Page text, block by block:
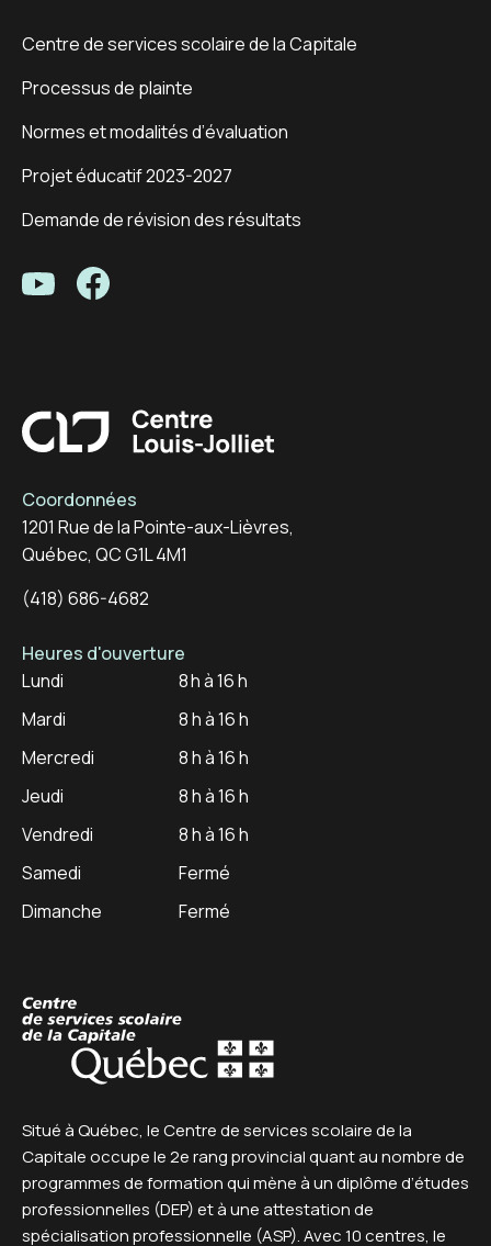
Centre de services scolaire de la Capitale
Processus de plainte
Normes et modalités d’évaluation
Projet éducatif 2023-2027
Demande de révision des résultats
Centre Louis-Joliet - Youtube
Centre Louis-Joliet - Facebook
Coordonnées
1201 Rue de la Pointe-aux-Lièvres,
Québec, QC G1L 4M1
(418) 686-4682
Heures d'ouverture
Lundi
8 h à 16 h
Mardi
8 h à 16 h
Mercredi
8 h à 16 h
Jeudi
8 h à 16 h
Vendredi
8 h à 16 h
Samedi
Fermé
Dimanche
Fermé
Situé à Québec, le Centre de services scolaire de la
Capitale occupe le 2e rang provincial quant au nombre de
programmes de formation qui mène à un diplôme d’études
professionnelles (DEP) et à une attestation de
spécialisation professionnelle (ASP). Avec 10 centres, le